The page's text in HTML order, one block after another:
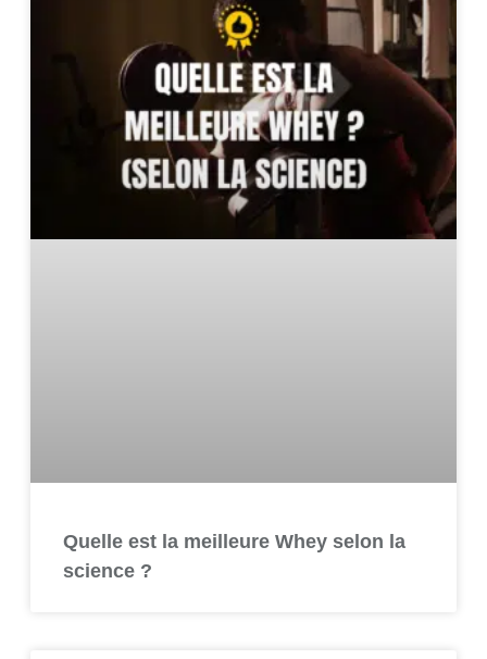
Quelle est la meilleure Whey selon la
science ?